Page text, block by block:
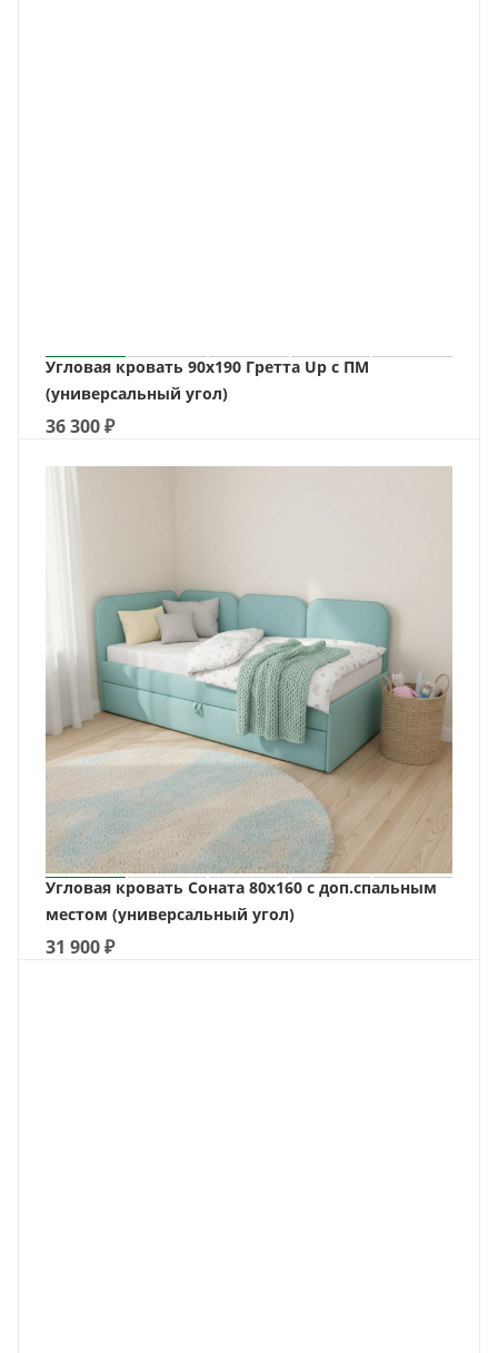
Угловая кровать 90х190 Гретта Up с ПМ
(универсальный угол)
36 300₽
Угловая кровать Соната 80х160 с доп.спальным
местом (универсальный угол)
31 900₽